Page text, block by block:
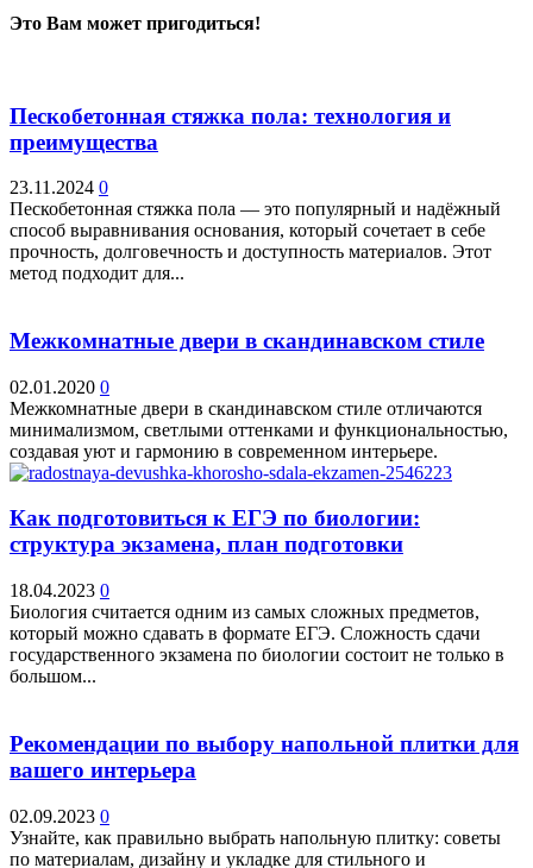
Это Вам может пригодиться!
Пескобетонная стяжка пола: технология и
преимущества
23.11.2024 0
Пескобетонная стяжка пола — это популярный и надёжный
способ выравнивания основания, который сочетает в себе
прочность, долговечность и доступность материалов. Этот
метод подходит для...
Межкомнатные двери в скандинавском стиле
02.01.2020 0
Межкомнатные двери в скандинавском стиле отличаются
минимализмом, светлыми оттенками и функциональностью,
создавая уют и гармонию в современном интерьере.
Как подготовиться к ЕГЭ по биологии:
структура экзамена, план подготовки
18.04.2023 0
Биология считается одним из самых сложных предметов,
который можно сдавать в формате ЕГЭ. Сложность сдачи
государственного экзамена по биологии состоит не только в
большом...
Рекомендации по выбору напольной плитки для
вашего интерьера
02.09.2023 0
Узнайте, как правильно выбрать напольную плитку: советы
по материалам, дизайну и укладке для стильного и